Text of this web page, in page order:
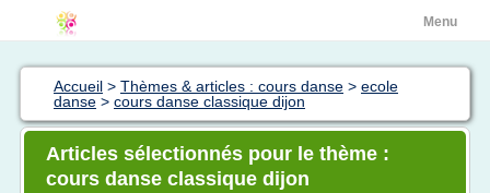
Menu
Accueil > Thèmes & articles : cours danse > ecole
danse > cours danse classique dijon
Articles sélectionnés pour le thème :
cours danse classique dijon